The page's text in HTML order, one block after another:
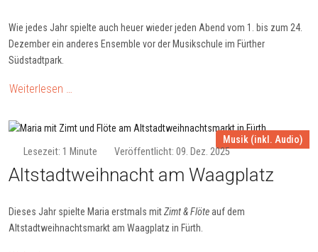
Wie jedes Jahr spielte auch heuer wieder jeden Abend vom 1. bis zum 24.
Dezember ein anderes Ensemble vor der Musikschule im Fürther
Südstadtpark.
Weiterlesen …
Musik (inkl. Audio)
Lesezeit: 1 Minute Veröffentlicht: 09. Dez. 2025
Altstadt­weih­nacht am Waag­platz
Dieses Jahr spielte Maria erstmals mitZimt & Flöteauf dem
Altstadtweihnachtsmarkt am Waagplatz in Fürth.